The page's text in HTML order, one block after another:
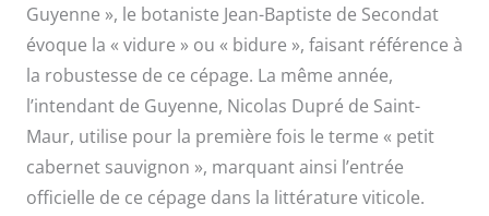
Guyenne », le botaniste Jean-Baptiste de Secondat
évoque la « vidure » ou « bidure », faisant référence à
la robustesse de ce cépage. La même année,
l’intendant de Guyenne, Nicolas Dupré de Saint-
Maur, utilise pour la première fois le terme « petit
cabernet sauvignon », marquant ainsi l’entrée
officielle de ce cépage dans la littérature viticole.